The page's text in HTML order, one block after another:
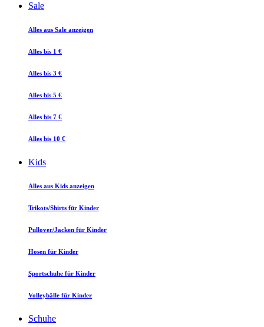
Sale
Alles aus Sale anzeigen
Alles bis 1 €
Alles bis 3 €
Alles bis 5 €
Alles bis 7 €
Alles bis 10 €
Kids
Alles aus Kids anzeigen
Trikots/Shirts für Kinder
Pullover/Jacken für Kinder
Hosen für Kinder
Sportschuhe für Kinder
Volleybälle für Kinder
Schuhe